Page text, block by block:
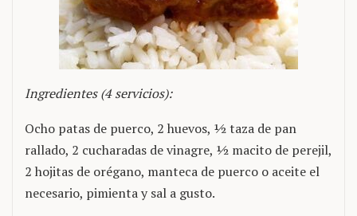
Ingredientes (4 servicios):
Ocho patas de puerco, 2 huevos, ½ taza de pan
rallado, 2 cucharadas de vinagre, ½ macito de perejil,
2 hojitas de orégano, manteca de puerco o aceite el
necesario, pimienta y sal a gusto.